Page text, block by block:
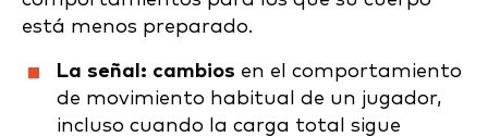
está menos preparado.
La señal: cambios en el comportamiento
de movimiento habitual de un jugador,
incluso cuando la carga total sigue